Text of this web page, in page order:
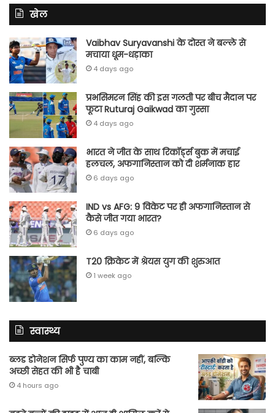
खेल
Vaibhav Suryavanshi के दोस्त ने बल्ले से
मचाया धूम-धड़ाका
4 days ago
प्रभसिमरन सिंह की इस गलती पर बीच मैदान पर
फूटा Ruturaj Gaikwad का गुस्सा
4 days ago
भारत ने जीत के साथ रिकॉर्ड्स बुक में मचाई
हलचल, अफगानिस्तान को दी शर्मनाक हार
6 days ago
IND vs AFG: 9 विकेट पर ही अफगानिस्तान से
कैसे जीत गया भारत?
6 days ago
T20 क्रिकेट में श्रेयस युग की शुरुआत
1 week ago
स्वास्थ्य
ब्लड डोनेशन सिर्फ पुण्य का काम नहीं, बल्कि
अच्छी सेहत की भी है चाबी
4 hours ago